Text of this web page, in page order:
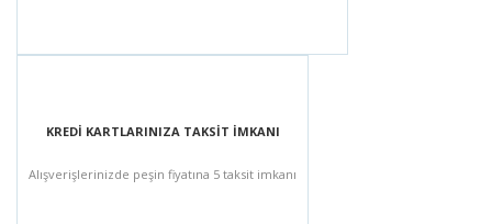
KREDİ KARTLARINIZA TAKSİT İMKANI
Alışverişlerinizde peşin fiyatına 5 taksit imkanı